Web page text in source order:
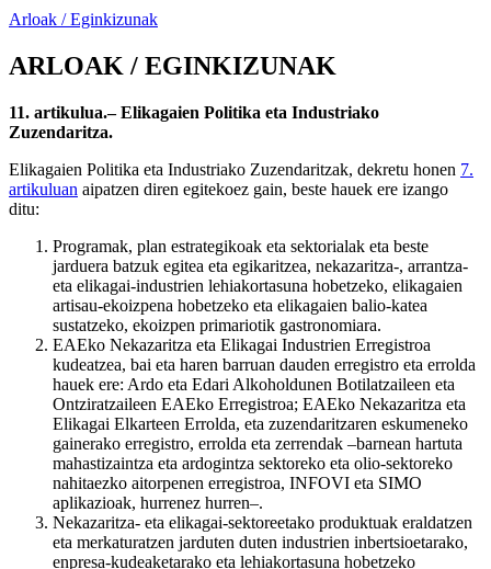
Arloak / Eginkizunak
ARLOAK / EGINKIZUNAK
11. artikulua.– Elikagaien Politika eta Industriako
Zuzendaritza.
Elikagaien Politika eta Industriako Zuzendaritzak, dekretu honen 7.
artikuluan aipatzen diren egitekoez gain, beste hauek ere izango
ditu:
Programak, plan estrategikoak eta sektorialak eta beste
jarduera batzuk egitea eta egikaritzea, nekazaritza-, arrantza-
eta elikagai-industrien lehiakortasuna hobetzeko, elikagaien
artisau-ekoizpena hobetzeko eta elikagaien balio-katea
sustatzeko, ekoizpen primariotik gastronomiara.
EAEko Nekazaritza eta Elikagai Industrien Erregistroa
kudeatzea, bai eta haren barruan dauden erregistro eta errolda
hauek ere: Ardo eta Edari Alkoholdunen Botilatzaileen eta
Ontziratzaileen EAEko Erregistroa; EAEko Nekazaritza eta
Elikagai Elkarteen Errolda, eta zuzendaritzaren eskumeneko
gainerako erregistro, errolda eta zerrendak –barnean hartuta
mahastizaintza eta ardogintza sektoreko eta olio-sektoreko
nahitaezko aitorpenen erregistroa, INFOVI eta SIMO
aplikazioak, hurrenez hurren–.
Nekazaritza- eta elikagai-sektoreetako produktuak eraldatzen
eta merkaturatzen jarduten duten industrien inbertsioetarako,
enpresa-kudeaketarako eta lehiakortasuna hobetzeko